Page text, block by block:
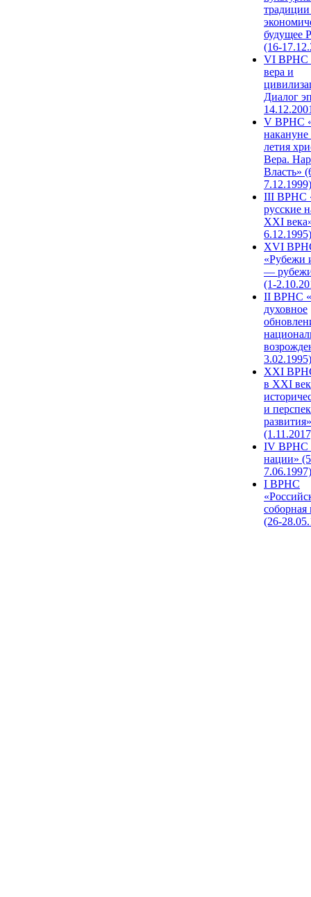
будущее
(16-
VI ВРНС
вера и
Диалог
V ВРНС
накануне
летия
Вера.
Власть»
7.12.1999)
III ВРНС
русские
XXI
6.12.1995)
XVI
«Рубежи
—
(1-
II ВРНС
духовное
3.02.1995)
XХI
в XXI
и
развития»
IV ВРНС
нации»
7.06.1997)
I ВРНС
(26-